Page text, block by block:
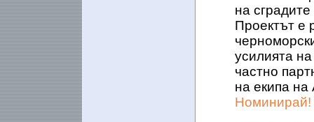
на
Проектът е
усилията
частно
на екипа на
Номинирай!